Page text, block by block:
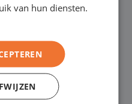
te bekijken –
kop koffie!
onze
Geldrop en
van hun diensten.